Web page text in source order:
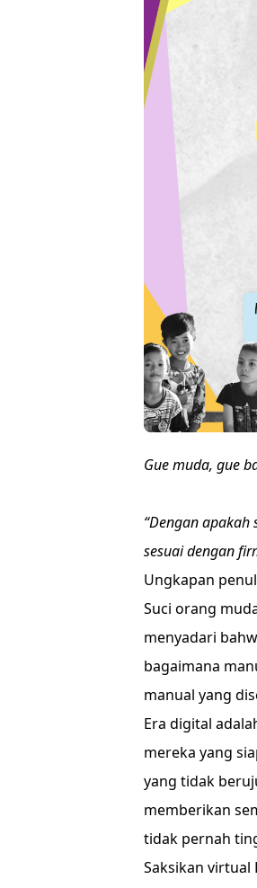
Gue muda, gue
“Dengan
sesuai dengan
Ungkapan
Suci orang
menyadari
bagaimana
manual yang
Era digital
mereka yang
yang tidak
memberikan
tidak pernah
Saksikan virtual